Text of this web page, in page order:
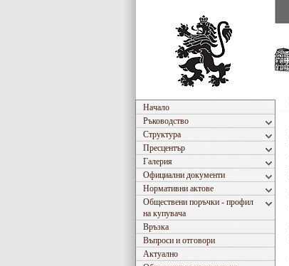
Начало
Ръководство
Структура
Пресцентър
Галерия
Официални документи
Нормативни актове
Обществени поръчки - профил
на купувача
Връзка
Въпроси и отговори
Актуално